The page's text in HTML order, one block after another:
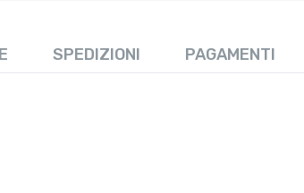
SPEDIZIONI PAGAMENTI